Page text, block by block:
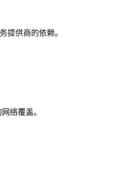
提供商的依赖。
络覆盖。